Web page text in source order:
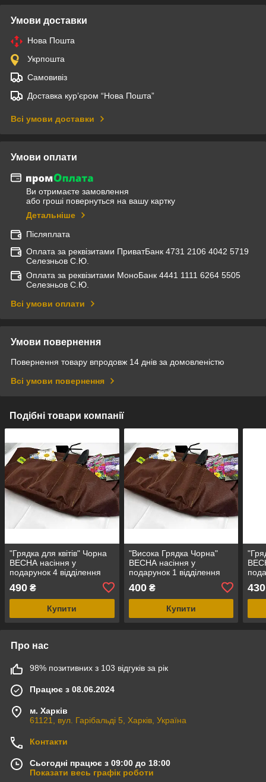
Умови доставки
Нова Пошта
Укрпошта
Самовивіз
Доставка кур’єром “Нова Пошта”
Всі умови доставки
Умови оплати
Ви отримаєте замовлення
або гроші повернуться на вашу картку
Детальніше
Післяплата
Оплата за реквізитами ПриватБанк 4731 2106 4042 5719
Селезньов С.Ю.
Оплата за реквізитами МоноБанк 4441 1111 6264 5505
Селезньов С.Ю.
Всі умови оплати
Умови повернення
Повернення товару впродовж 14 днів за домовленістю
Всі умови повернення
Подібні товари компанії
"Грядка для квітів" Чорна
ВЕСНА насіння у
подарунок 4 відділення
490 ₴
Купити
"Висока Грядка Чорна"
ВЕСНА насіння у
подарунок 1 відділення
400₴
Купити
430
Про нас
98% позитивних з 103 відгуків за рік
Працює з 08.06.2024
м. Харків
61121, вул. Гарібальді 5, Харків, Україна
Контакти
Сьогодні працює з 09:00 до 18:00
Показати весь графік роботи